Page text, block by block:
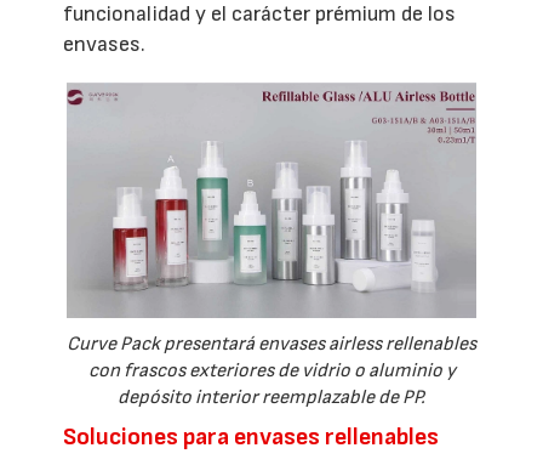
funcionalidad y el carácter prémium de los
envases.
Curve Pack presentará envases airless rellenables
con frascos exteriores de vidrio o aluminio y
depósito interior reemplazable de PP.
Soluciones para envases rellenables